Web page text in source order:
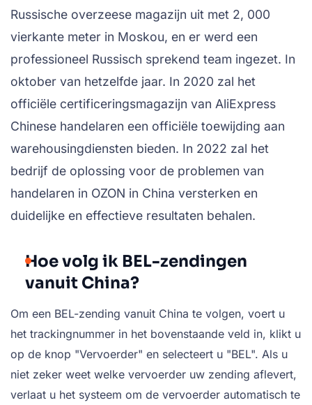
Russische overzeese magazijn uit met 2, 000
vierkante meter in Moskou, en er werd een
professioneel Russisch sprekend team ingezet. In
oktober van hetzelfde jaar. In 2020 zal het
officiële certificeringsmagazijn van AliExpress
Chinese handelaren een officiële toewijding aan
warehousingdiensten bieden. In 2022 zal het
bedrijf de oplossing voor de problemen van
handelaren in OZON in China versterken en
duidelijke en effectieve resultaten behalen.
Hoe volg ik BEL-zendingen
vanuit China?
Om een BEL-zending vanuit China te volgen, voert u
het trackingnummer in het bovenstaande veld in, klikt u
op de knop "Vervoerder" en selecteert u "BEL". Als u
niet zeker weet welke vervoerder uw zending aflevert,
verlaat u het systeem om de vervoerder automatisch te